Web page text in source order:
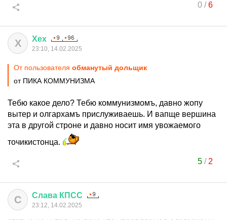
0/6
Х Хех
23:10, 14.02.2025
От пользователя обманутый дольщик
от ПИКА КОММУНИЗМА
Тебю какое дело? Тебю коммунизмомъ, давно жопу
вытер и олгархамъ прислуживаешь. И вапще вершина
эта в другой строне и давно носит имя увожаемого
точикистонца.
5/ 2
С Слава КПСС
23:12, 14.02.2025